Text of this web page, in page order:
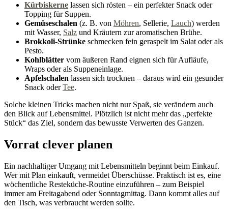
Kürbiskerne lassen sich rösten – ein perfekter Snack oder
Topping für Suppen.
Gemüseschalen (z. B. von Möhren, Sellerie, Lauch) werden
mit Wasser, Salz und Kräutern zur aromatischen Brühe.
Brokkoli-Strünke schmecken fein geraspelt im Salat oder als
Pesto.
Kohlblätter vom äußeren Rand eignen sich für Aufläufe,
Wraps oder als Suppeneinlage.
Apfelschalen lassen sich trocknen – daraus wird ein gesunder
Snack oderTee.
Solche kleinen Tricks machen nicht nur Spaß, sie verändern auch
den Blick auf Lebensmittel. Plötzlich ist nicht mehr das „perfekte
Stück“ das Ziel, sondern das bewusste Verwerten des Ganzen.
Vorrat clever planen
Ein nachhaltiger Umgang mit Lebensmitteln beginnt beim Einkauf.
Wer mit Plan einkauft, vermeidet Überschüsse. Praktisch ist es, eine
wöchentliche Resteküche-Routine einzuführen – zum Beispiel
immer am Freitagabend oder Sonntagmittag. Dann kommt alles auf
den Tisch, was verbraucht werden sollte.